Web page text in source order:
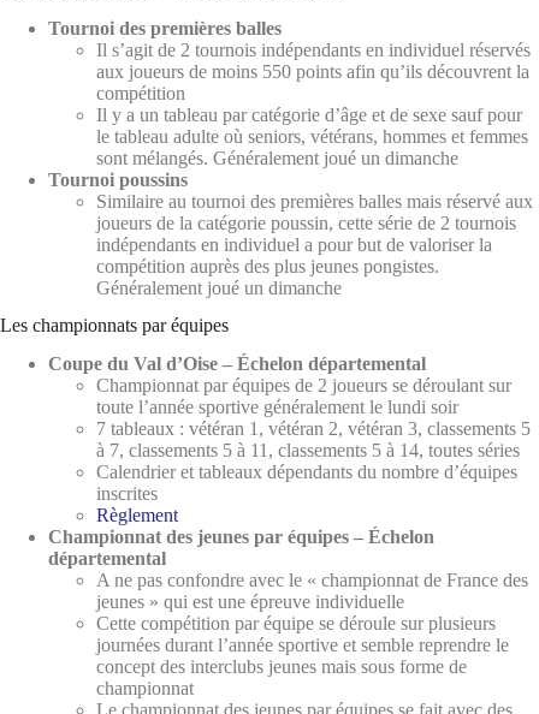
Tournoi des premières balles
Il s’agit de 2 tournois indépendants en individuel réservés
aux joueurs de moins 550 points afin qu’ils découvrent la
compétition
Il y a un tableau par catégorie d’âge et de sexe sauf pour
le tableau adulte où seniors, vétérans, hommes et femmes
sont mélangés. Généralement joué un dimanche
Tournoi poussins
Similaire au tournoi des premières balles mais réservé aux
joueurs de la catégorie poussin, cette série de 2 tournois
indépendants en individuel a pour but de valoriser la
compétition auprès des plus jeunes pongistes.
Généralement joué un dimanche
Les championnats par équipes
Coupe du Val d’Oise – Échelon départemental
Championnat par équipes de 2 joueurs se déroulant sur
toute l’année sportive généralement le lundi soir
7 tableaux : vétéran 1, vétéran 2, vétéran 3, classements 5
à 7, classements 5 à 11, classements 5 à 14, toutes séries
Calendrier et tableaux dépendants du nombre d’équipes
inscrites
Règlement
Championnat des jeunes par équipes – Échelon
départemental
A ne pas confondre avec le « championnat de France des
jeunes » qui est une épreuve individuelle
Cette compétition par équipe se déroule sur plusieurs
journées durant l’année sportive et semble reprendre le
concept des interclubs jeunes mais sous forme de
championnat